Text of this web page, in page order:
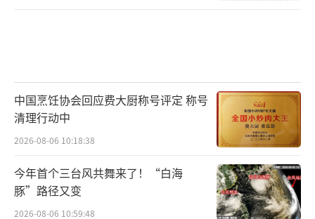
中国烹饪协会回应费大厨称号评定 称号
清理行动中
2026-08-06 10:18:38
今年首个三台风共舞来了！“白海
豚”路径又变
2026-08-06 10:59:48